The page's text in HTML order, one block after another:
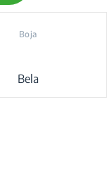
Boja
Bela